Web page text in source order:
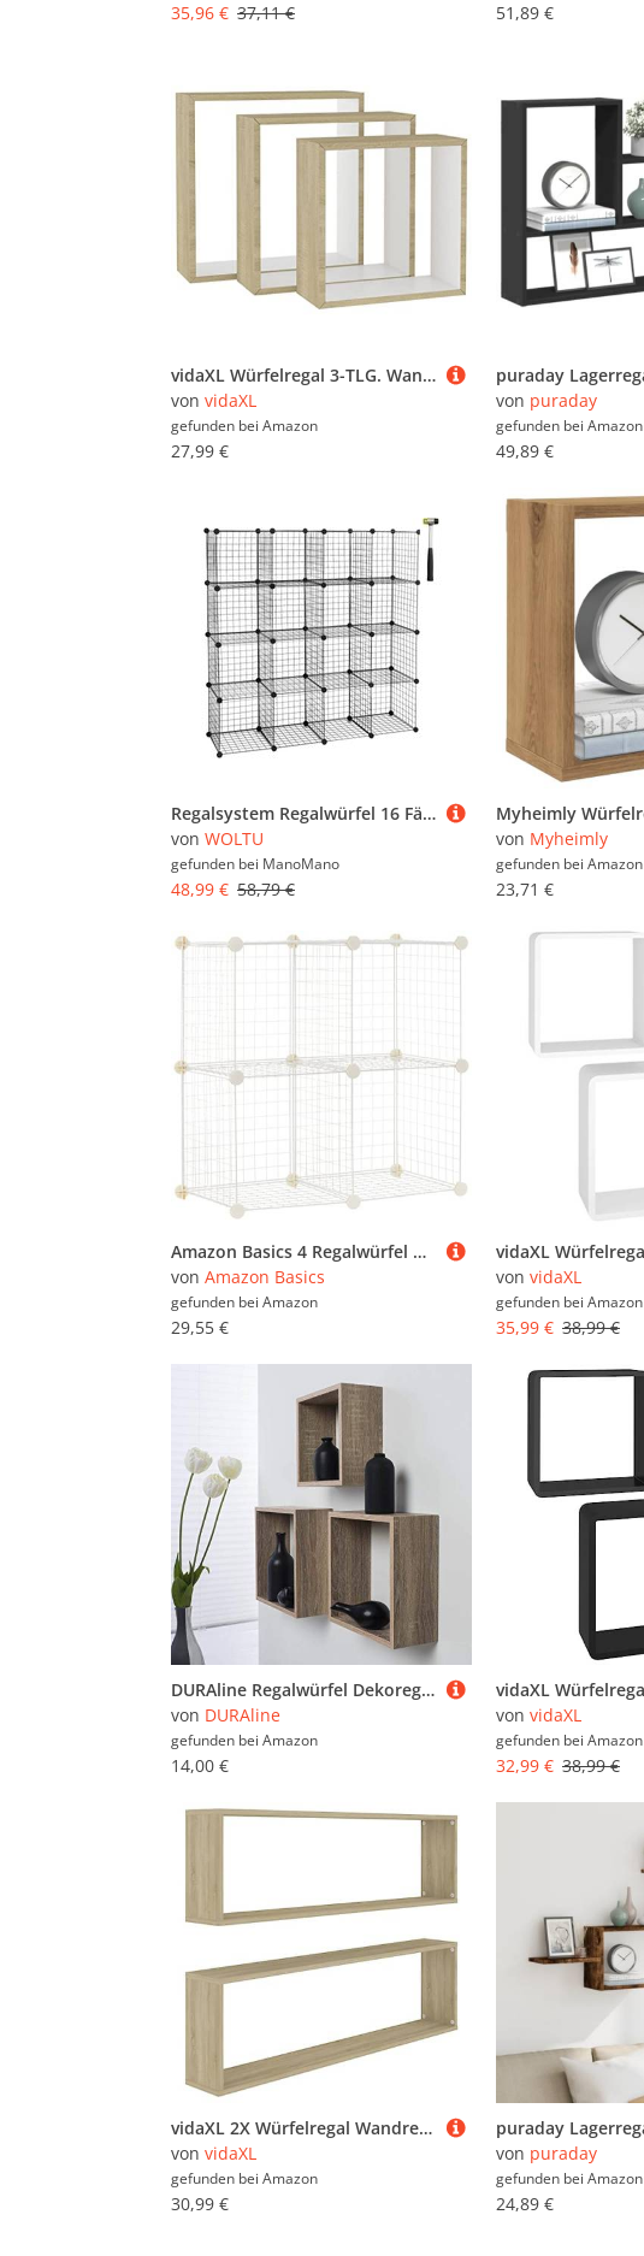
35,96 € 37,11 € 51,89 €
vidaXL Würfelregal 3-TLG. Wandregal Hängeregal Regalwürfel Cube Lounge CD Regal Dekoregal Schweberegal Büroregal Bücherregal Weiß Sonoma-Eiche
von vidaXL
gefunden bei Amazon
27,99 €
von puraday
gefunden bei Amazon
49,89 €
Regalsystem Regalwürfel 16 Fächer Schwarz aus Drahtgitter - Woltu
von WOLTU
gefunden bei ManoMano
48,99 € 58,79 €
von Myheimly
gefunden bei Amazon
23,71 €
Amazon Basics 4 Regalwürfel Drahtregal, Weiß, 37 D x 77 W x 77 H cm
von Amazon Basics
gefunden bei Amazon
29,55 €
von vidaXL
gefunden bei Amazon
35,99 € 38,99 €
DURAline Regalwürfel Dekoregal Triple Cube | 24 cm, 27 cm, 30 cm x 12 cm | Eiche
von DURAline
gefunden bei Amazon
14,00 €
von vidaXL
gefunden bei Amazon
32,99 € 38,99 €
vidaXL 2X Würfelregal Wandregal Hängeregal Cube Lounge CD Regal Dekoregal Bücherregal Schweberegal Wandboard Regalwürfel Sonoma-Eiche 100x15x30cm Holzwerkstoff
von vidaXL
gefunden bei Amazon
30,99 €
von puraday
gefunden bei Amazon
24,89 €